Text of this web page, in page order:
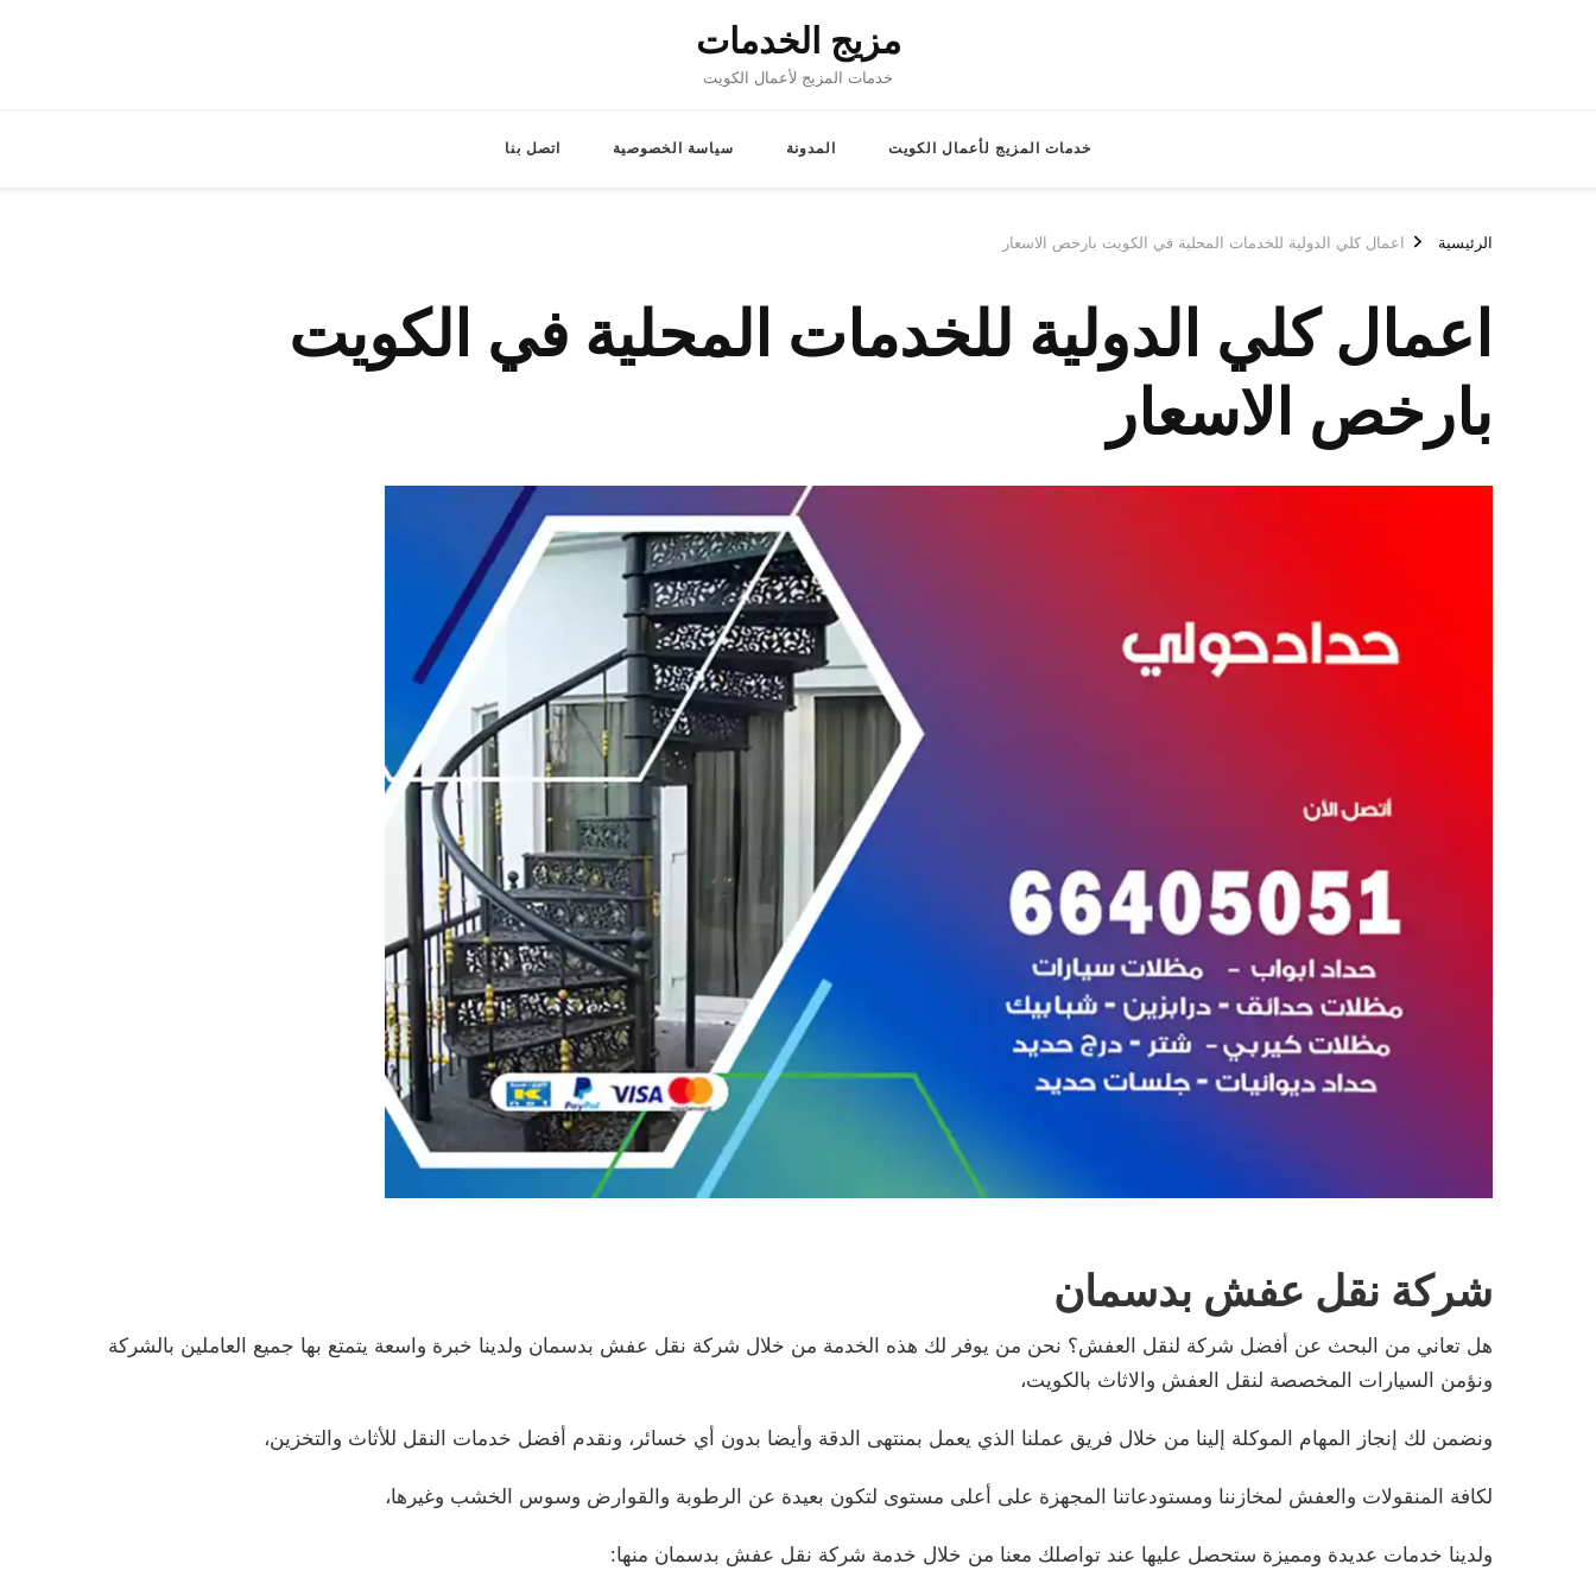
مزيج الخدمات
خدمات المزيج لأعمال الكويت
خدمات المزيج لأعمال الكويت المدونة سياسة الخصوصية اتصل بنا
الرئيسية اعمال كلي الدولية للخدمات المحلية في الكويت بارخص الاسعار
اعمال كلي الدولية للخدمات المحلية في الكويت
بارخص الاسعار
شركة نقل عفش بدسمان
هل تعاني من البحث عن أفضل شركة لنقل العفش؟ نحن من يوفر لك هذه الخدمة من خلال شركة نقل عفش بدسمان ولدينا خبرة واسعة يتمتع بها جميع العاملين بالشركة
ونؤمن السيارات المخصصة لنقل العفش والاثاث بالكويت،
ونضمن لك إنجاز المهام الموكلة إلينا من خلال فريق عملنا الذي يعمل بمنتهى الدقة وأيضا بدون أي خسائر، ونقدم أفضل خدمات النقل للأثاث والتخزين،
لكافة المنقولات والعفش لمخازننا ومستودعاتنا المجهزة على أعلى مستوى لتكون بعيدة عن الرطوبة والقوارض وسوس الخشب وغيرها،
ولدينا خدمات عديدة ومميزة ستحصل عليها عند تواصلك معنا من خلال خدمة شركة نقل عفش بدسمان منها: